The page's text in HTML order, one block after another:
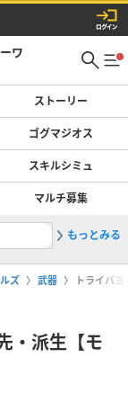
ワ
ストーリー
ゴグマジオス
スキルシミュ
マルチ募集
2太刀の
もっとみる
ズ 武器 トライバ
・派生【モ